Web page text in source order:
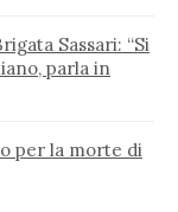
Sassari: “Si
parla in
per la morte di